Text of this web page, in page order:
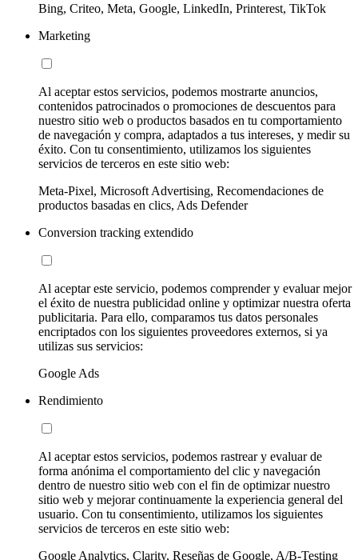
Bing, Criteo, Meta, Google, LinkedIn, Printerest, TikTok
Marketing
Al aceptar estos servicios, podemos mostrarte anuncios,
contenidos patrocinados o promociones de descuentos para
nuestro sitio web o productos basados en tu comportamiento
de navegación y compra, adaptados a tus intereses, y medir su
éxito. Con tu consentimiento, utilizamos los siguientes
servicios de terceros en este sitio web:
Meta-Pixel, Microsoft Advertising, Recomendaciones de
productos basadas en clics, Ads Defender
Conversion tracking extendido
Al aceptar este servicio, podemos comprender y evaluar mejor
el éxito de nuestra publicidad online y optimizar nuestra oferta
publicitaria. Para ello, comparamos tus datos personales
encriptados con los siguientes proveedores externos, si ya
utilizas sus servicios:
Google Ads
Rendimiento
Al aceptar estos servicios, podemos rastrear y evaluar de
forma anónima el comportamiento del clic y navegación
dentro de nuestro sitio web con el fin de optimizar nuestro
sitio web y mejorar continuamente la experiencia general del
usuario. Con tu consentimiento, utilizamos los siguientes
servicios de terceros en este sitio web:
Google Analytics, Clarity, Reseñas de Google, A/B-Testing